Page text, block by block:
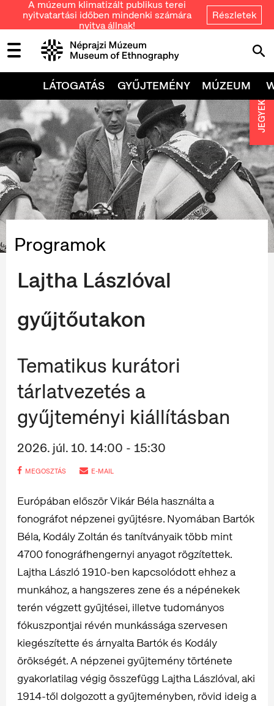
A múzeum klimatizált publikus terei
nyitvatartási időben mindenki számára
nyitva állnak!
Részletek
LÁTOGATÁS GYŰJTEMÉNY MÚZEUM
Programok
Lajtha Lászlóval
gyűjtőutakon
Tematikus kurátori
tárlatvezetés a
gyűjteményi kiállításban
2026. júl. 10. 14:00 - 15:30
MEGOSZTÁS E-MAIL
Európában először Vikár Béla használta a
fonográfot népzenei gyűjtésre. Nyomában Bartók
Béla, Kodály Zoltán és tanítványaik több mint
4700 fonográfhengernyi anyagot rögzítettek.
Lajtha László 1910-ben kapcsolódott ehhez a
munkához, a hangszeres zene és a népénekek
terén végzett gyűjtései, illetve tudományos
fókuszpontjai révén munkássága szervesen
kiegészítette és árnyalta Bartók és Kodály
örökségét. A népzenei gyűjtemény története
gyakorlatilag végig összefügg Lajtha Lászlóval, aki
1914-től dolgozott a gyűjteményben, rövid ideig a
JEGYEK